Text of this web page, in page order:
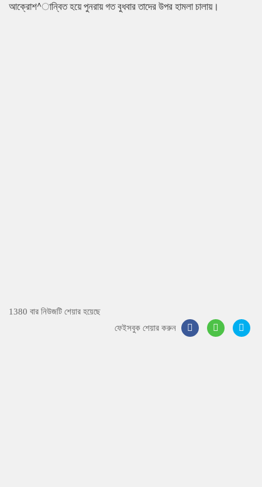
আক্রোশ^ান্বিত হয়ে পুনরায় গত বুধবার তাদের উপর হামলা চালায়।
1380 বার নিউজটি শেয়ার হয়েছে
ফেইসবুক শেয়ার করুন